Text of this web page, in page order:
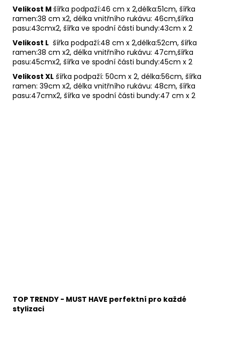
Velikost M šířka podpaží:46 cm x 2,délka:51cm, šířka
ramen:38 cm x2, délka vnitřního rukávu: 46cm,šířka
pasu:43cmx2, šířka ve spodní části bundy:43cm x 2
Velikost L šířka podpaží:48 cm x 2,délka:52cm, šířka
ramen:38 cm x2, délka vnitřního rukávu: 47cm,šířka
pasu:45cmx2, šířka ve spodní části bundy:45cm x 2
Velikost XL šířka podpaží: 50cm x 2, délka:56cm, šířka
ramen: 39cm x2, délka vnitřního rukávu: 48cm, šířka
pasu:47cmx2, šířka ve spodní části bundy:47 cm x 2
TOP TRENDY - MUST HAVE perfektní pro každé
stylizaci